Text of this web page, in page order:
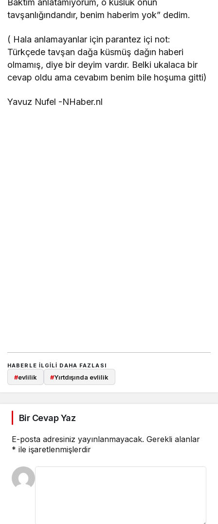
Baktım anlatamıyorum, o küslük onun
tavşanlığındandır, benim haberim yok” dedim.
( Hala anlamayanlar için parantez içi not:
Türkçede tavşan dağa küsmüş dağın haberi
olmamış, diye bir deyim vardır. Belki ukalaca bir
cevap oldu ama cevabım benim bile hoşuma gitti)
Yavuz Nufel -NHaber.nl
HABERLE ILGILI DAHA FAZLASI
#evlilik #Yırtdışında evlilik
Bir Cevap Yaz
E-posta adresiniz yayınlanmayacak. Gerekli alanlar
* ile işaretlenmişlerdir